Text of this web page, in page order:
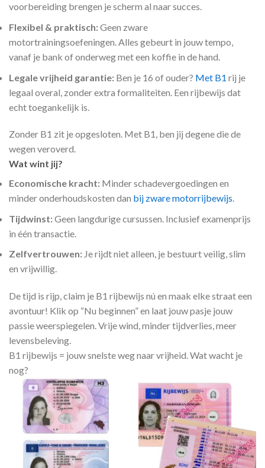
voorbereiding brengen je scherm al naar succes.
Flexibel & praktisch:Geen zware
motortrainingsoefeningen. Alles gebeurt in jouw tempo,
vanaf je bank of onderweg met een koffie in de hand.
Legale vrijheid garantie: Ben je 16 of ouder? Met B1 rij je
legaal overal, zonder extra formaliteiten. Een rijbewijs dat
echt toegankelijk is.
Zonder B1 zit je opgesloten. Met B1, ben jij degene die de
wegen veroverd.
Wat wint jij?
Economische kracht: Minder schadevergoedingen en
minder onderhoudskosten dan bij zware motorrijbewijs.
Tijdwinst:Geen langdurige cursussen. Inclusief examenprijs
in één transactie.
Zelfvertrouwen: Je rijdt niet alleen, je bestuurt veilig, slim
en vrijwillig.
De tijd is rijp, claim je B1 rijbewijs nú en maak elke straat een
avontuur! Klik op “Nu beginnen” en laat jouw pasje jouw
passie weerspiegelen. Vrije wind, minder tijdverlies, meer
levensbeleving.
B1 rijbewijs = jouw snelste weg naar vrijheid. Wat wacht je
nog?